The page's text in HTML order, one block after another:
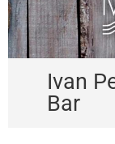
Ivan
Bar